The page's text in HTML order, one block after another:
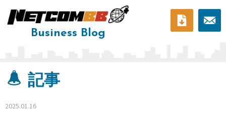
Business Blog
記事
2025.01.16